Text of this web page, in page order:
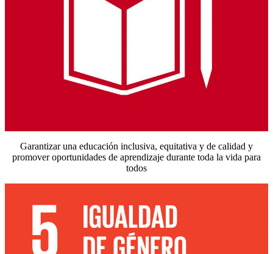
Garantizar una educación inclusiva, equitativa y de calidad y
promover oportunidades de aprendizaje durante toda la vida para
todos